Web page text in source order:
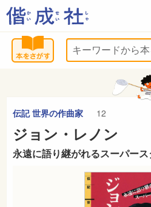
伝記 世界の作曲家 12
ジョン・レノン
永遠に語り継がれるスーパー